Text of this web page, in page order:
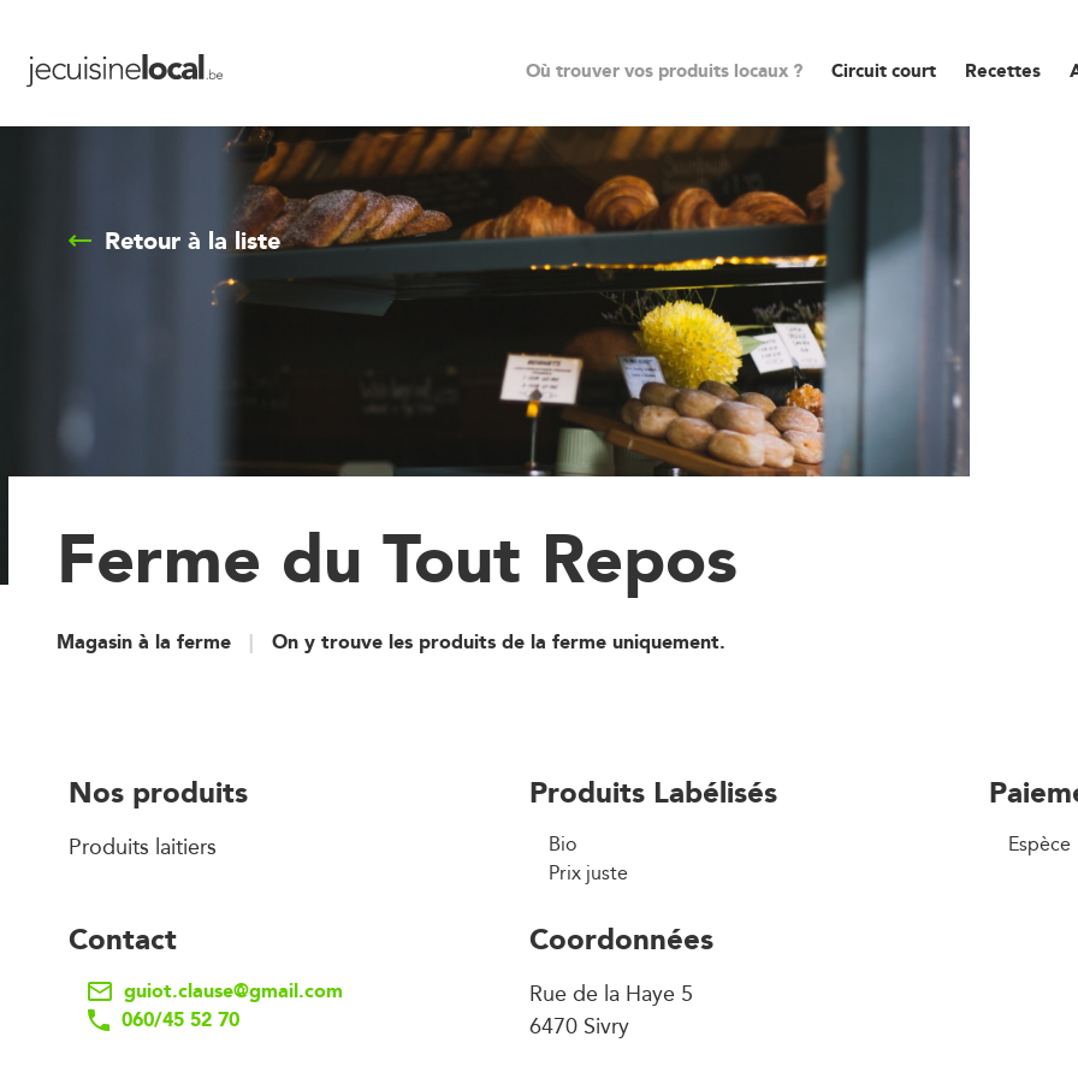
Où trouver vos produits locaux ? Circuit court Recettes
Retour à la liste
Ferme du Tout Repos
Magasin à la ferme On y trouve les produits de la ferme uniquement.
Nos produits
Produits laitiers
Produits Labélisés
Bio
Prix juste
Espèce
Contact
guiot.clause@gmail.com
060/45 52 70
Coordonnées
Rue de la Haye 5
6470 Sivry